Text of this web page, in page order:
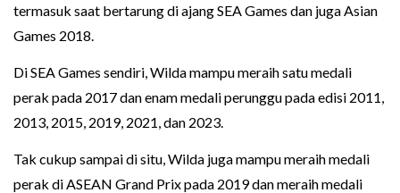
termasuk saat bertarung di ajang SEA Games dan juga Asian
Games 2018.
Di SEA Games sendiri, Wilda mampu meraih satu medali
perak pada 2017 dan enam medali perunggu pada edisi 2011,
2013, 2015, 2019, 2021, dan 2023.
Tak cukup sampai di situ, Wilda juga mampu meraih medali
perak di ASEAN Grand Prix pada 2019 dan meraih medali